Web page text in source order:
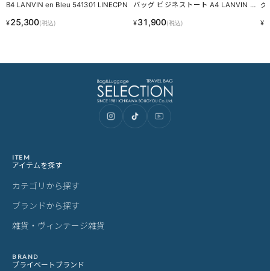
B4 LANVIN en Bleu 541301 LINECPN
¥25,300(税込)
バッグ ビジネストート A4 LANVIN e
¥31,900(税込)
グ
¥
ITEM
アイテムを探す
カテゴリから探す
ブランドから探す
雑貨・ヴィンテージ雑貨
BRAND
プライベートブランド